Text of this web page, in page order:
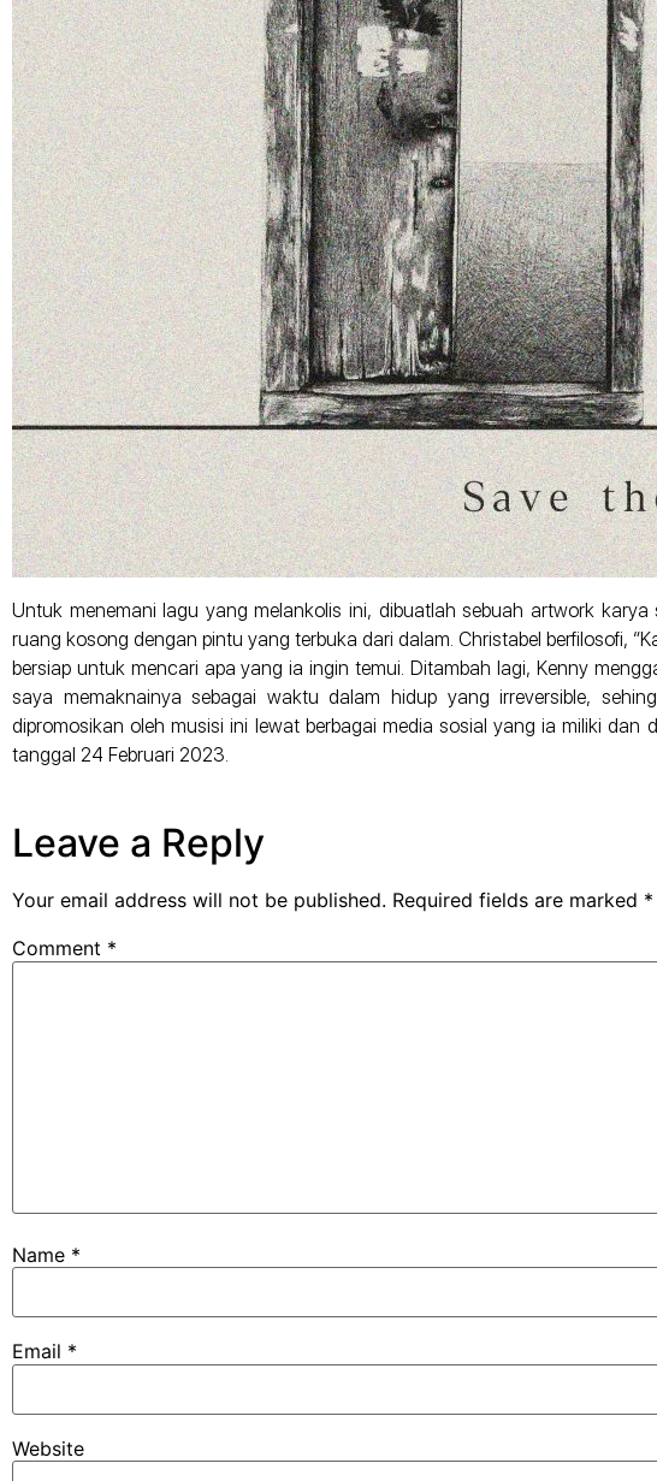
Untuk menemani lagu yang melankolis ini, dibuatlah sebuah artwork
ruang kosong dengan pintu yang terbuka dari dalam. Christabel berfilosofi,
bersiap untuk mencari apa yang ia ingin temui. Ditambah lagi, Kenny
saya memaknainya sebagai waktu dalam hidup yang irreversible,
dipromosikan oleh musisi ini lewat berbagai media sosial yang ia miliki
tanggal 24 Februari 2023.
Leave a Reply
Your email address will not be published. Required fields are marked *
Comment *
Name *
Email *
Website